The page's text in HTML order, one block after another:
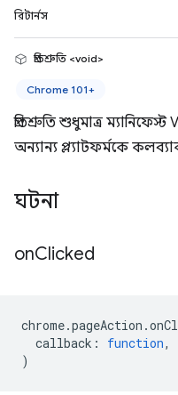
রিটার্নস
প্রতিশ্রুতি <void>
Chrome 101+
প্রতিশ্রুতি শুধুমাত্র
অন্যান্য প্ল্যাটফর্মকে
ঘটনা
onClicked
chrome.pageAction .
callback : function,
)